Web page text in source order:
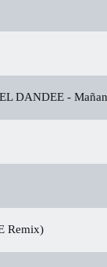
DANDEE -
Remix)